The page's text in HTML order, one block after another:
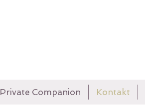
Private Companion Kontakt